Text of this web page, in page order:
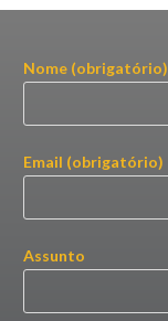
Nome (obrigatório)
Email (obrigatório)
Assunto